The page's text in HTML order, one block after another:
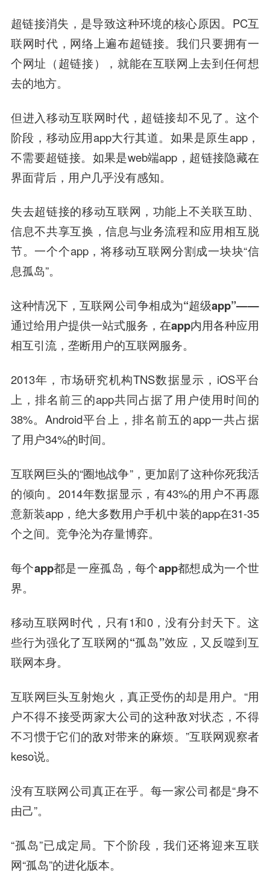
超链接消失，是导致这种环境的核心原因。PC互
联网时代，网络上遍布超链接。我们只要拥有一
个网址（超链接），就能在互联网上去到任何想
去的地方。
但进入移动互联网时代，超链接却不见了。这个
阶段，移动应用app大行其道。如果是原生app，
不需要超链接。如果是web端app，超链接隐藏在
界面背后，用户几乎没有感知。
失去超链接的移动互联网，功能上不关联互助、
信息不共享互换，信息与业务流程和应用相互脱
节。一个个app，将移动互联网分割成一块块“信
息孤岛”。
这种情况下，互联网公司争相成为“超级app”——
通过给用户提供一站式服务，在app内用各种应用
相互引流，垄断用户的互联网服务。
2013年，市场研究机构TNS数据显示，iOS平台
上，排名前三的app共同占据了用户使用时间的
38%。Android平台上，排名前五的app一共占据
了用户34%的时间。
互联网巨头的“圈地战争”，更加剧了这种你死我活
的倾向。2014年数据显示，有43%的用户不再愿
意新装app，绝大多数用户手机中装的app在31-35
个之间。竞争沦为存量博弈。
每个app都是一座孤岛，每个app都想成为一个世
界。
移动互联网时代，只有1和0，没有分封天下。这
些行为强化了互联网的“孤岛”效应，又反噬到互
联网本身。
互联网巨头互射炮火，真正受伤的却是用户。“用
户不得不接受两家大公司的这种敌对状态，不得
不习惯于它们的敌对带来的麻烦。”互联网观察者
keso说。
没有互联网公司真正在乎。每一家公司都是“身不
由己”。
“孤岛”已成定局。下个阶段，我们还将迎来互联
网“孤岛”的进化版本。